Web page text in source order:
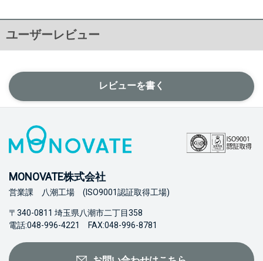
ユーザーレビュー
レビューを書く
MONOVATE株式会社
営業課 八潮工場 (ISO9001認証取得工場)
〒340-0811 埼玉県八潮市二丁目358
電話:048-996-4221 FAX:048-996-8781